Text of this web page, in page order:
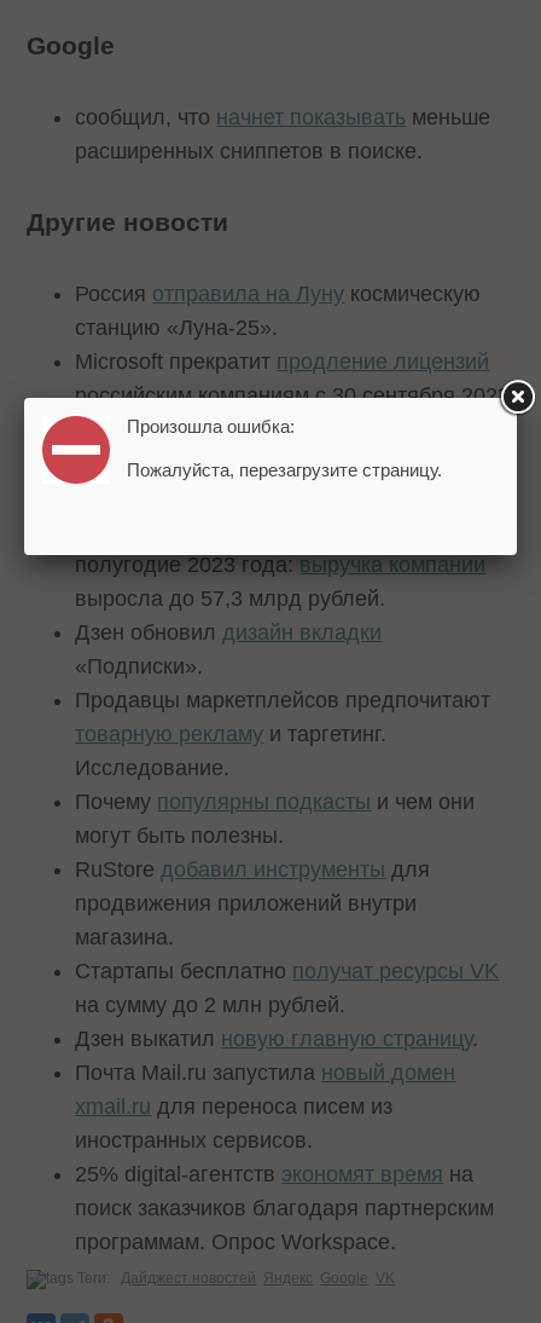
Google
сообщил, что начнет показывать меньше
расширенных сниппетов в поиске.
Другие новости
Россия отправила на Луну космическую
станцию «Луна-25».
Microsoft прекратит продление лицензий
российским компаниям с 30 сентября 2023
года.
Спрос на услуги создания ипродвижения
полугодие 2023 года: выручка компании
выросла до 57,3 млрд рублей.
Дзен обновил дизайн вкладки
«Подписки».
Продавцы маркетплейсов предпочитают
товарную рекламу и таргетинг.
Исследование.
Почему популярны подкасты и чем они
могут быть полезны.
RuStore добавил инструменты для
продвижения приложений внутри
магазина.
Стартапы бесплатно получат ресурсы VK
на сумму до 2 млн рублей.
Дзен выкатил новую главную страницу.
Почта Mail.ru запустила новый домен
xmail.ru для переноса писем из
иностранных сервисов.
25% digital-агентств экономят время на
поиск заказчиков благодаря партнерским
программам. Опрос Workspace.
Теги: Дайджест новостей Яндекс Google VK
Произошла ошибка:
Пожалуйста, перезагрузите страницу.